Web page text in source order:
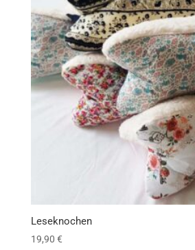
Leseknochen
19,90 €